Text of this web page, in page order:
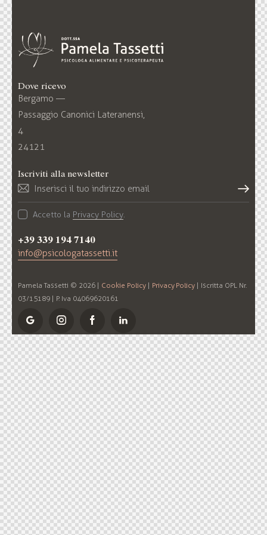
Dove ricevo
Bergamo —
Passaggio Canonici Lateranensi,
4
24121
Iscriviti alla newsletter
Iscriv
Accetto la Privacy Policy.
+39 339 194 7140
info@psicologatassetti.it
Pamela Tassetti © 2026 | Cookie Policy| Privacy Policy | Iscritta OPL Nr.
03/15189 | P. Iva 04069620161